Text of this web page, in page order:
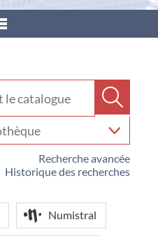
???
Recherche avancée
Historique des recherches
Numistral